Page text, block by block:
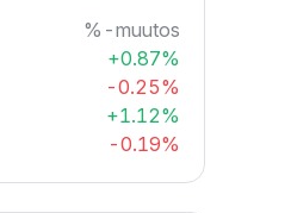
%-muutos
+0.87%
-0.25%
+1.12%
-0.19%